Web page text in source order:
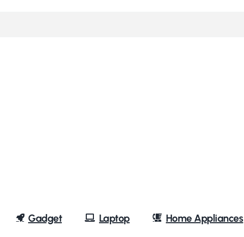
Gadget Laptop Home Appliances